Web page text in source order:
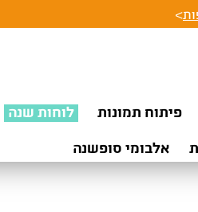
>
פיתוח תמונות לוחות שנה
אלבומי סופשנה